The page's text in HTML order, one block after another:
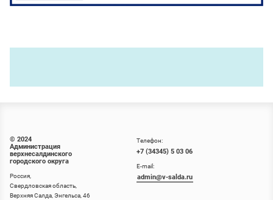
© 2024
Администрация
верхнесалдинского
городского округа
Россия,
Свердловская область,
Верхняя Салда, Энгельса, 46
Телефон:
+7 (34345) 5 03 06
E-mail:
admin@v-salda.ru